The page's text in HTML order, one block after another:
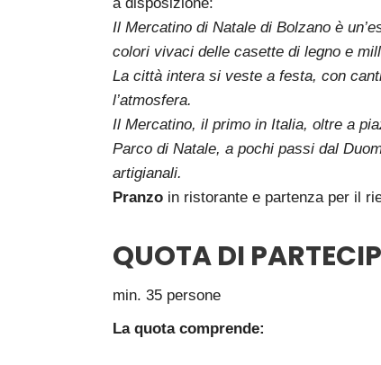
Il Mercatino di Natale di Bolzano è
colori vivaci delle casette di legno e
La città intera si veste a festa, con
l’atmosfera.
Il Mercatino, il primo in Italia, oltre a
Parco di Natale, a pochi passi dal
artigianali.
Pranzo in ristorante e partenza per il
QUOTA DI
min. 35 persone
La quota comprende: